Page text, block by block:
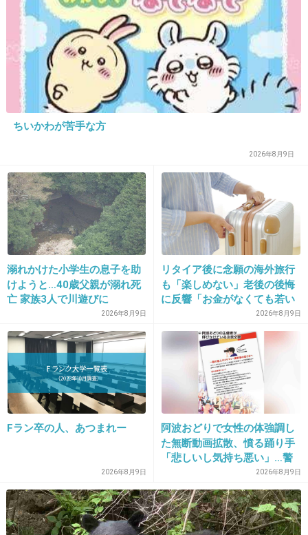
21. 匿名2020/09/09(水) 17:00:11
これってまだ栄一が17とかの頃だよね？
3人とも顔が若いから違和感がなくて良いね！
22. 匿名2020/09/09(水) 17:00:21
渋沢栄一本人。
まだ和装のころ。
2件の返信
23. 匿名2020/09/09(水) 17:01:08
キングダムの時も思ったけど時代劇で生えそう
な顔よね
+199 -10
ちいかわが苦手な方
2026年8月9日
溺れかけた小学生の息子を助
けようと…40歳父親が溺れ死
亡 家族3人で川遊びに
2026年8月9日
リタイア後に念願の海外旅行
も「楽しめない」老後の後悔
に反響「お金がなくても若い
うちに？」50代以上の切実な
声
2026年8月9日
Fラン卒の人、あつまれー
2026年8月9日
阿波おどりで女性の体強調し
た無断動画拡散、憤る踊り手
「悲しいし気持ち悪い」…警
2026年8月9日